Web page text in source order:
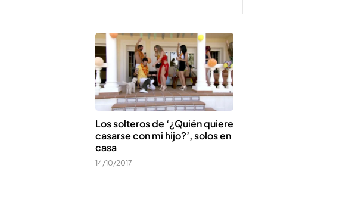
Los solteros de ‘¿Quién quiere
casarse con mi hijo?’, solos en
casa
14/10/2017